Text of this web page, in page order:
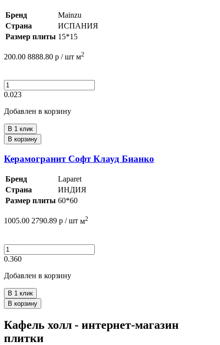
Бренд
Mainzu
Страна
ИСПАНИЯ
Размер плиты 15*15
200.00 8888.80 р / шт м2
0.023
Добавлен в корзину
В 1 клик
В корзину
Керамогранит Софт Клауд Бианко
Бренд
Laparet
Страна
ИНДИЯ
Размер плиты 60*60
1005.00 2790.89 р / шт м2
0.360
Добавлен в корзину
В 1 клик
В корзину
Кафель холл - интернет-магазин
плитки